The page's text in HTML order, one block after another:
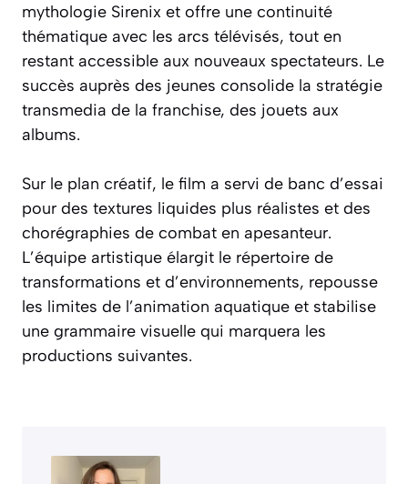
mythologie Sirenix et offre une continuité
thématique avec les arcs télévisés, tout en
restant accessible aux nouveaux spectateurs. Le
succès auprès des jeunes consolide la stratégie
transmedia de la franchise, des jouets aux
albums.
Sur le plan créatif, le film a servi de banc d’essai
pour des textures liquides plus réalistes et des
chorégraphies de combat en apesanteur.
L’équipe artistique élargit le répertoire de
transformations et d’environnements, repousse
les limites de l’animation aquatique et stabilise
une grammaire visuelle qui marquera les
productions suivantes.